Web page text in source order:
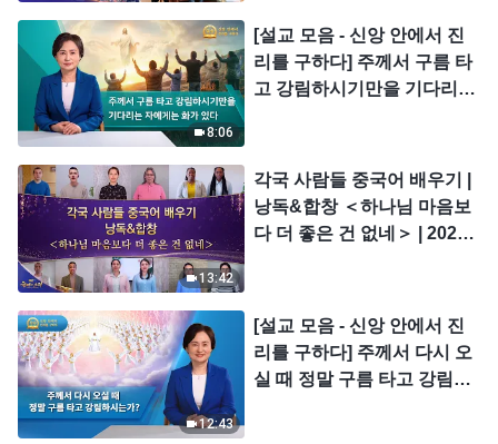
8:06
[설교 모음 - 신앙 안에서 진
리를 구하다] 주께서 구름 타
고 강림하시기만을 기다리는
13:42
각국 사람들 중국어 배우기 |
낭독&합창 ＜하나님 마음보
다 더 좋은 건 없네＞ | 2026
12:43
[설교 모음 - 신앙 안에서 진
리를 구하다] 주께서 다시 오
실 때 정말 구름 타고 강림하